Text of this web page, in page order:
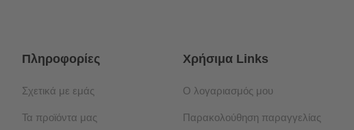
Πληροφορίες
Σχετικά με εμάς
Τα προϊόντα μας
Χρήσιμα Links
Ο λογαριασμός μου
Παρακολούθηση παραγγελίας